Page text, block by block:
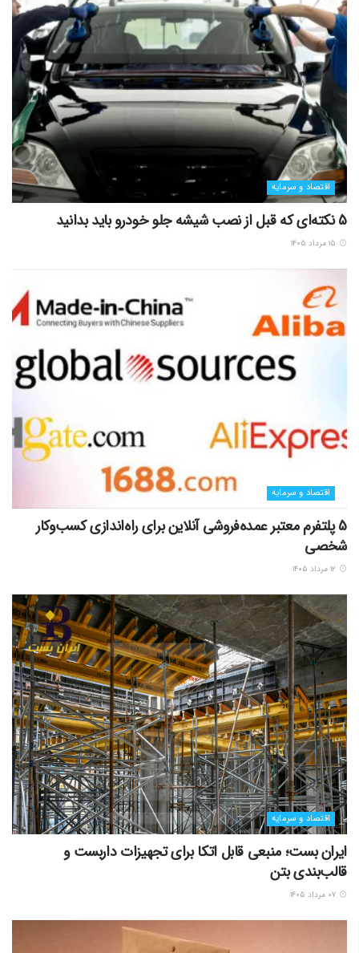
اقتصاد و سرمایه
5 نکته‌ای که قبل از نصب شیشه جلو خودرو باید بدانید
اقتصاد و سرمایه
5 پلتفرم معتبر عمده‌فروشی آنلاین برای راه‌اندازی کسب‌وکار
شخصی
اقتصاد و سرمایه
ایران بست؛ منبعی قابل اتکا برای تجهیزات داربست و
قالب‌بندی بتن